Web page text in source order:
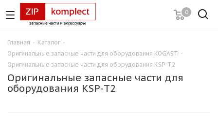
0
Главная - Каталог -
Оригинальные запасные части для оборудования KOGAST -
Оригинальные запасные части для оборудования KSP-T2
Оригинальные запасные части для
оборудования KSP-T2